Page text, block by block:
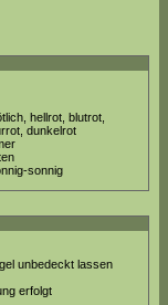
hellrot, blutrot,
dunkelrot
sonnig
unbedeckt lassen
erfolgt